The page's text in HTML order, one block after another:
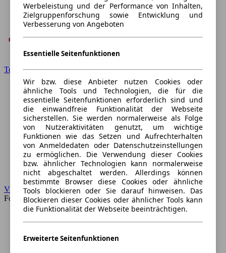
Toyota
VW
Forum
Werbeleistung und der Performance von Inhalten,
Zielgruppenforschung sowie Entwicklung und
Verbesserung von Angeboten
Essentielle Seitenfunktionen
Wir bzw. diese Anbieter nutzen Cookies oder
ähnliche Tools und Technologien, die für die
essentielle Seitenfunktionen erforderlich sind und
die einwandfreie Funktionalität der Webseite
sicherstellen. Sie werden normalerweise als Folge
von Nutzeraktivitäten genutzt, um wichtige
Funktionen wie das Setzen und Aufrechterhalten
von Anmeldedaten oder Datenschutzeinstellungen
zu ermöglichen. Die Verwendung dieser Cookies
bzw. ähnlicher Technologien kann normalerweise
nicht abgeschaltet werden. Allerdings können
bestimmte Browser diese Cookies oder ähnliche
Tools blockieren oder Sie darauf hinweisen. Das
Blockieren dieser Cookies oder ähnlicher Tools kann
die Funktionalität der Webseite beeinträchtigen.
Erweiterte Seitenfunktionen